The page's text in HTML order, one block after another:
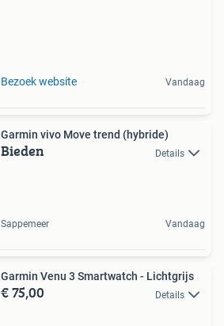
Bezoek website Vandaag
Garmin vivo Move trend (hybride)
Bieden Details
Sappemeer Vandaag
Garmin Venu 3 Smartwatch - Lichtgrijs
€ 75,00 Details